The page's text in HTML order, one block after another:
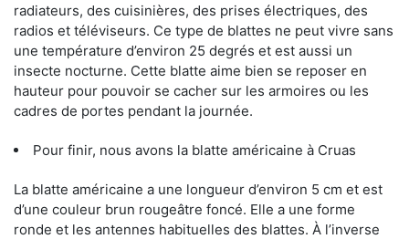
radiateurs, des cuisinières, des prises électriques, des
radios et téléviseurs. Ce type de blattes ne peut vivre sans
une température d’environ 25 degrés et est aussi un
insecte nocturne. Cette blatte aime bien se reposer en
hauteur pour pouvoir se cacher sur les armoires ou les
cadres de portes pendant la journée.
Pour finir, nous avons la blatte américaine à Cruas
La blatte américaine a une longueur d’environ 5 cm et est
d’une couleur brun rougeâtre foncé. Elle a une forme
ronde et les antennes habituelles des blattes. À l’inverse